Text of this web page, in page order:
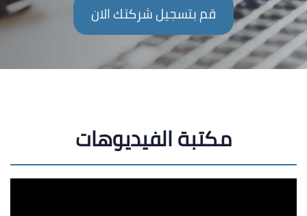
قم بتسجيل شركتك الان
مكتبة الفيديوهات